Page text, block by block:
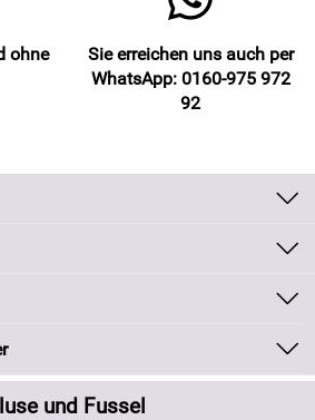
ohne
Sie erreichen uns auch per
WhatsApp: 0160-975 972
92
und Fussel